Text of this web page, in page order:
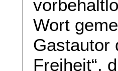
Wort
Gastautor
Freiheit“,